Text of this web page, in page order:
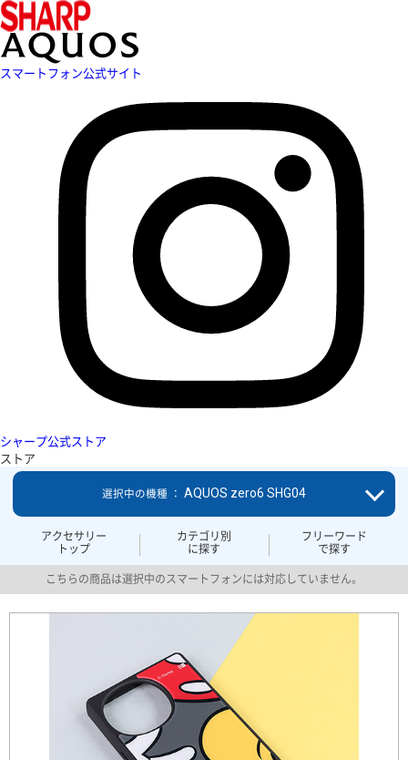
スマートフォン公式サイト
シャープ公式ストア
ストア
アクセサリー
トップ
カテゴリ別
に探す
フリーワード
で探す
選択中の機種 ： AQUOS zero6 SHG04
こちらの商品は選択中のスマートフォンには対応していません。